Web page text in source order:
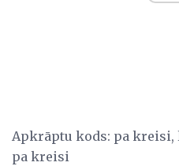
Apkrāptu kods: pa
pa kreisi